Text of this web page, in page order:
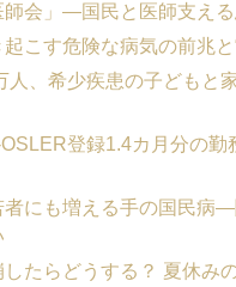
師会」―国民と医師支え
こす危険な病気の前兆
人、希少疾患の子どもと
登録1.4カ月分の
者にも増える手の国民病
たらどうする？ 夏休み